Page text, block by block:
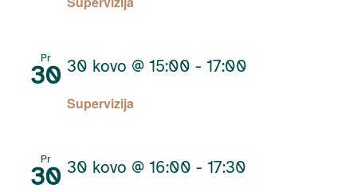
Pr
30
Supervizija
30 kovo @ 15:00 - 17:00
Pr
30 30 kovo @ 16:00 - 17:30